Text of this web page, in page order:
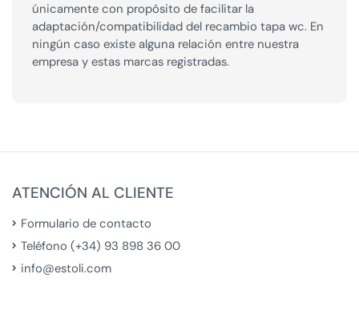
únicamente con propósito de facilitar la
adaptación/compatibilidad del recambio tapa wc. En
ningún caso existe alguna relación entre nuestra
empresa y estas marcas registradas.
ATENCIÓN AL CLIENTE
Formulario de contacto
Teléfono (+34) 93 898 36 00
info@estoli.com